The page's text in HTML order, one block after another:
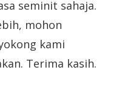
seminit sahaja.
mohon
kami
Terima kasih.